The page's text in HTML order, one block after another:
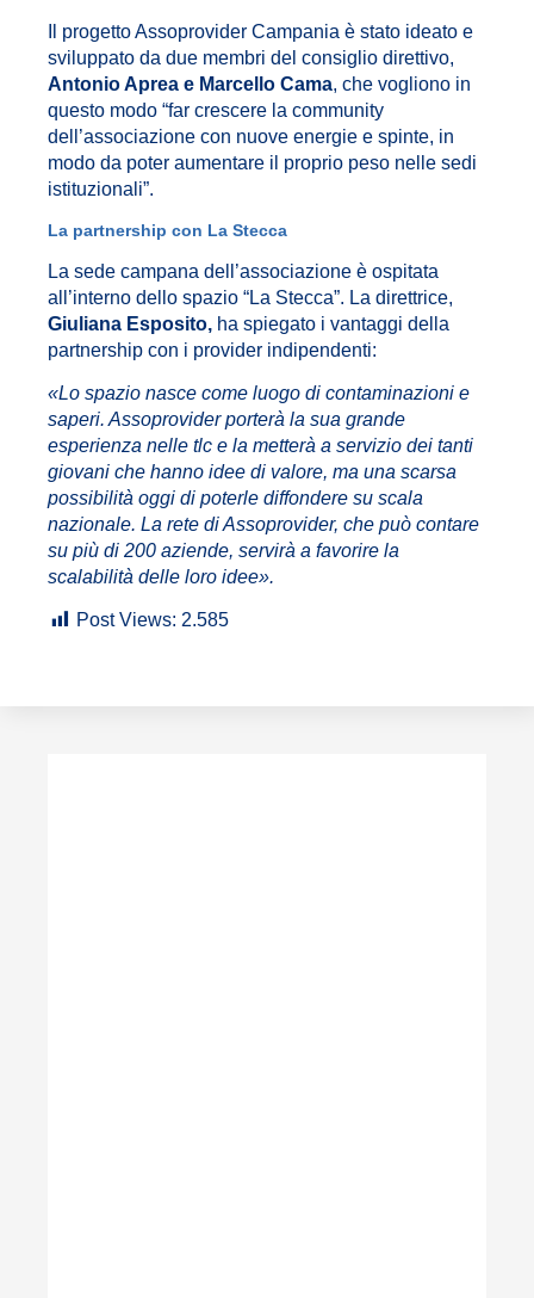
Il progetto Assoprovider Campania è stato ideato e
sviluppato da due membri del consiglio direttivo,
Antonio Aprea e Marcello Cama, che vogliono in
questo modo “far crescere la community
dell’associazione con nuove energie e spinte, in
modo da poter aumentare il proprio peso nelle sedi
istituzionali”.
La partnership con La Stecca
La sede campana dell’associazione è ospitata
all’interno dello spazio “La Stecca”. La direttrice,
Giuliana Esposito, ha spiegato i vantaggi della
partnership con i provider indipendenti:
«Lo spazio nasce come luogo di contaminazioni e
saperi. Assoprovider porterà la sua grande
esperienza nelle tlc e la metterà a servizio dei tanti
giovani che hanno idee di valore, ma una scarsa
possibilità oggi di poterle diffondere su scala
nazionale. La rete di Assoprovider, che può contare
su più di 200 aziende, servirà a favorire la
scalabilità delle loro idee».
Post Views: 2.585